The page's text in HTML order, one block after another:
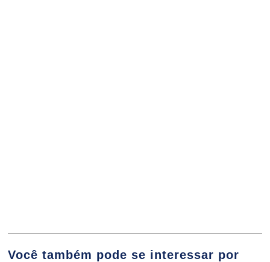
Você também pode se interessar por